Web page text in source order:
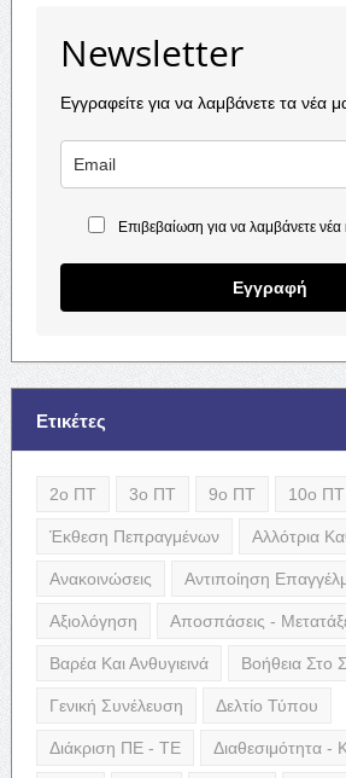
Newsletter
Εγγραφείτε για να λαμβάνετε τα νέα
Επιβεβαίωση για να λαμβάνετε
Εγγραφή
Ετικέτες
2ο ΠΤ 3ο ΠΤ 9ο ΠΤ 10ο ΠΤ
Έκθεση Πεπραγμένων Αλλότρια
Ανακοινώσεις Αντιποίηση
Αξιολόγηση Αποσπάσεις -
Βαρέα Και Ανθυγιεινά Βοήθεια Στο
Γενική Συνέλευση Δελτίο Τύπου
Διάκριση ΠΕ - ΤΕ Διαθεσιμότητα -